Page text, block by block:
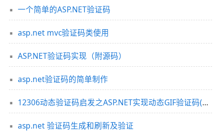
一个简单的ASP.NET验证码
asp.net mvc验证码类使用
ASP.NET验证码实现（附源码）
asp.net验证码的简单制作
12306动态验证码启发之ASP.NET实现动态GIF验证码(附源码)
asp.net 验证码生成和刷新及验证